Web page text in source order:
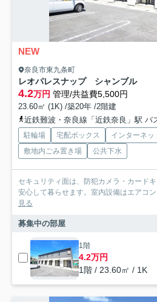
NEW
奈良市東九条町
レオパレスナップ シャンブル
4.2万円 管理/共益費5,500円
23.60㎡ (1K) /築20年 /2階建
近鉄難波・奈良線「近鉄奈良」駅 バス11
駐輪場 宅配ボックス インターネッ
敷地内ごみ置き場
公共下水
セキュリティ面は、防犯カメラ・カード
安心して暮らせます。室内設備はエアコ
見る
募集中の部屋
1階
4.2万円
1階 / 23.60㎡ / 1K